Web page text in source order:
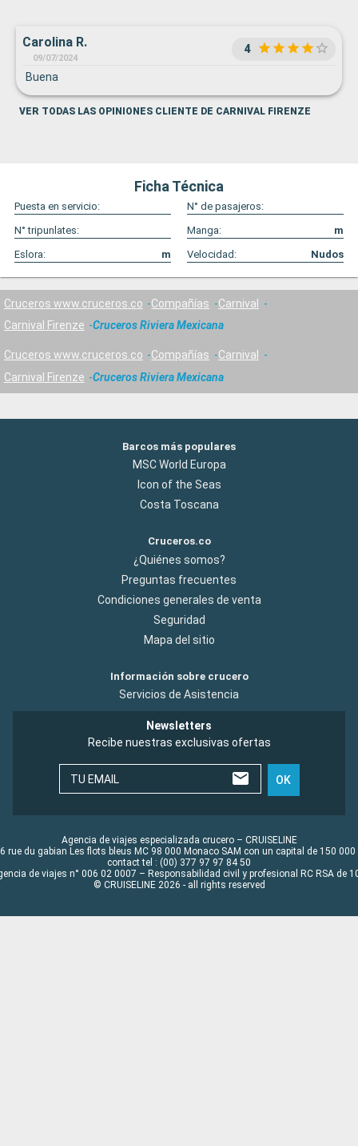
Carolina R.
09/07/2024
4
Buena
VER TODAS LAS OPINIONES CLIENTE DE CARNIVAL FIRENZE
Ficha Técnica
Puesta en servicio:
N° de pasajeros:
N° tripunlates:
Manga:
m
Eslora:
m Velocidad: Nudos
Cruceros www.cruceros.co Compañías
Carnival
Carnival Firenze
Cruceros Riviera Mexicana
Cruceros www.cruceros.co Compañías
Carnival
Carnival Firenze
Cruceros Riviera Mexicana
Barcos más populares
MSC World Europa
Icon of the Seas
Costa Toscana
Cruceros.co
¿Quiénes somos?
Preguntas frecuentes
Condiciones generales de venta
Seguridad
Mapa del sitio
Información sobre crucero
Servicios de Asistencia
Newsletters
Recibe nuestras exclusivas ofertas
TU EMAIL OK
Agencia de viajes especializada crucero – CRUISELINE
rue du gabian Les flots bleus MC 98 000 Monaco SAM con un capital de 150 000
contact tel : (00) 377 97 97 84 50
de viajes n° 006 02 0007 – Responsabilidad civil y profesional RC RSA de
© CRUISELINE 2026 - all rights reserved